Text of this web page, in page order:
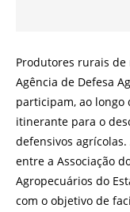
Produtores rurais
Agência de Defesa
participam, ao longo
itinerante para o
defensivos
entre a Associação
Agropecuários do
com o objetivo de